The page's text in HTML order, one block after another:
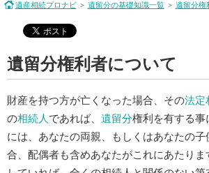
遺産相続プロナビ 遺留分の基礎知識一覧 遺留分権
遺留分権利者について
財産を持つ方が亡くなった場合、その法定
の相続人であれば、 遺留分権利を有する事
には、あなたの両親、もしくはあなたの
合、配偶者も含めあなたがこれにあたり